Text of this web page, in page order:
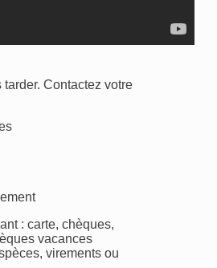
tarder. Contactez votre
: carte, chèques,
vacances
virements ou